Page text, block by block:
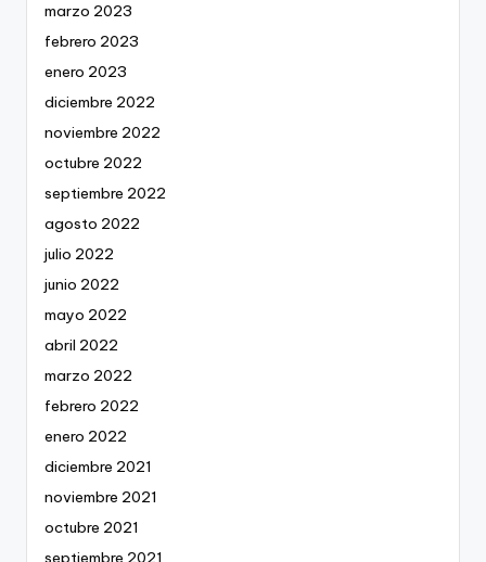
marzo 2023
febrero 2023
enero 2023
diciembre 2022
noviembre 2022
octubre 2022
septiembre 2022
agosto 2022
julio 2022
junio 2022
mayo 2022
abril 2022
marzo 2022
febrero 2022
enero 2022
diciembre 2021
noviembre 2021
octubre 2021
septiembre 2021